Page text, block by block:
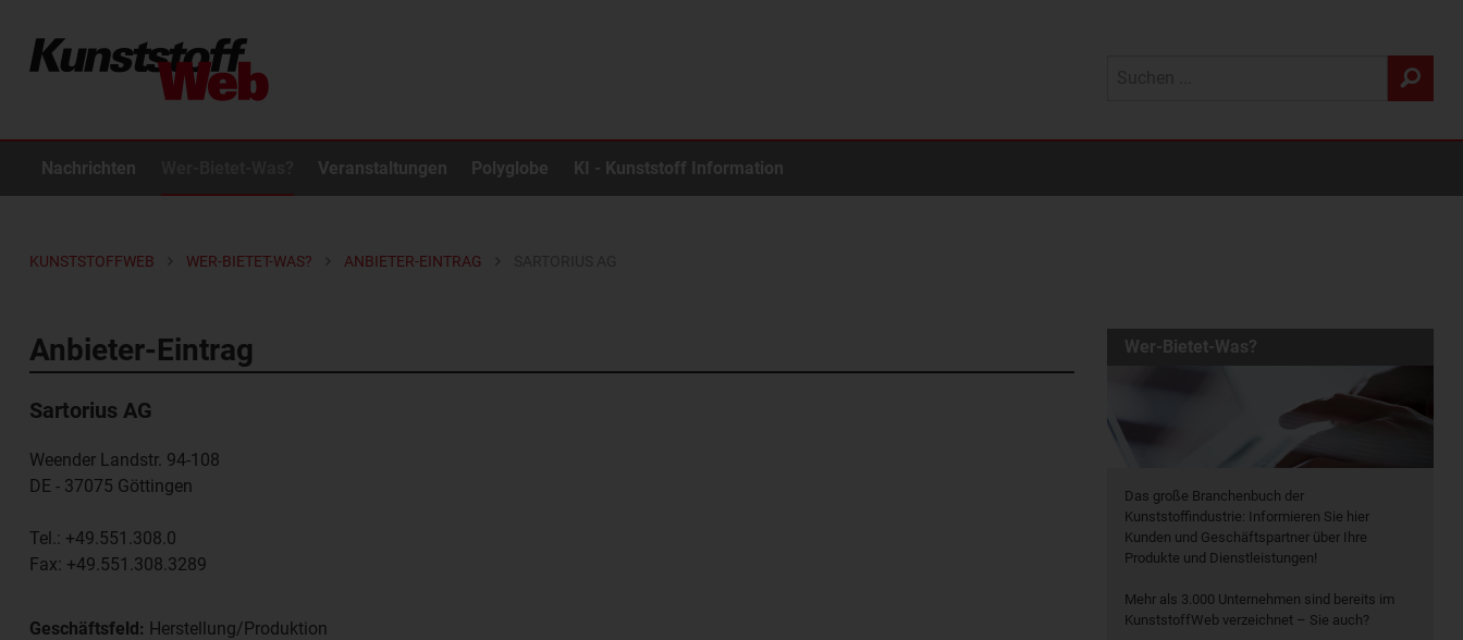
Nachrichten Veranstaltungen Polyglobe KI - Kunststoff Information
KUNSTSTOFFWEB WER-BIETET-WAS? ANBIETER-EINTRAG
Anbieter-Eintrag
Sartorius AG
Weender Landstr. 94-108
DE - 37075 Göttingen
Tel.: +49.551.308.0
Fax: +49.551.308.3289
Geschäftsfeld: Herstellung/Produktion
Wer-Bietet-Was?
Das große Branchenbuch der
Kunststoffindustrie: Informieren Sie hier
Kunden und Geschäftspartner über Ihre
Produkte und Dienstleistungen!
Mehr als 3.000 Unternehmen sind bereits im
KunststoffWeb verzeichnet – Sie auch?